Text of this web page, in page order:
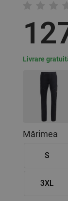
Livrare
Mărimea
S
3XL